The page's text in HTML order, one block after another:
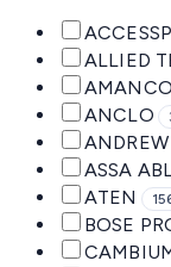
ALLIED
ANCLO
ASSA
ATEN
BOSE